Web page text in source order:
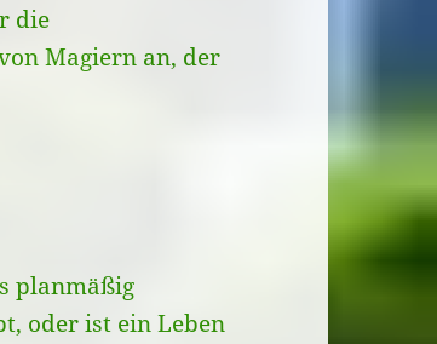
die
Magiern an, der
planmäßig
oder ist ein Leben